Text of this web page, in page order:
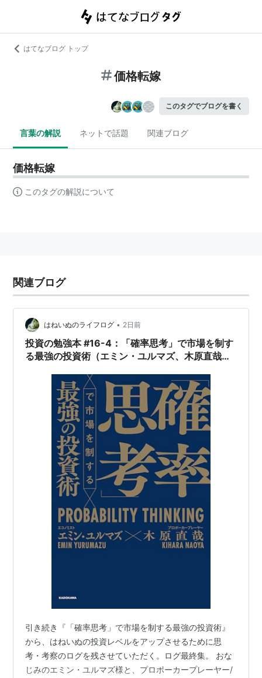
はてなブログ トップ
価格転嫁
このタグでブログを書く
言葉の解説 ネットで話題 関連ブログ
価格転嫁
このタグの解説について
関連ブログ
はねいぬのライフログ • 2日前
投資の勉強本 #16-4：「確率思考」で市場を制す
る最強の投資術（エミン・ユルマズ、木原直哉
引き続き『「確率思考」で市場を制する最強の投資術』
から、はねいぬの投資レベルをアップさせるために思
考・考察のログを残させていただく。ログ最終集。 おな
じみのエミン・ユルマズ様と、プロポーカープレーヤー/